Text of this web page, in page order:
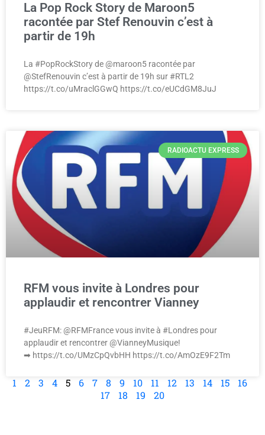
La Pop Rock Story de Maroon5
racontée par Stef Renouvin c’est à
partir de 19h
La #PopRockStory de @maroon5 racontée par
@StefRenouvin c’est à partir de 19h sur #RTL2
https://t.co/uMraclGGwQ https://t.co/eUCdGM8JuJ
RADIOACTU EXPRESS
RFM vous invite à Londres pour
applaudir et rencontrer Vianney
#JeuRFM: @RFMFrance vous invite à #Londres pour
applaudir et rencontrer @VianneyMusique!
➡ https://t.co/UMzCpQvbHH https://t.co/AmOzE9F2Tm
1 2 3 4 5 6 7 8 9 10 11 12 13 14 15
16
17
18 19 20